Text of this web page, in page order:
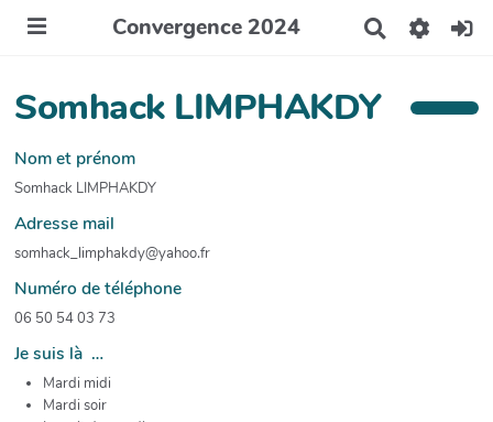
Convergence 2024
Somhack LIMPHAKDY
Nom et prénom
Somhack LIMPHAKDY
Adresse mail
somhack_limphakdy@yahoo.fr
Numéro de téléphone
06 50 54 03 73
Je suis là …
Mardi midi
Mardi soir